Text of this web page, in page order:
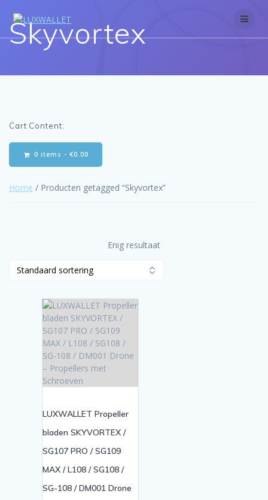
content
Skyvortex
Cart Content:
0 items - €0.00
Home / Producten getagged “Skyvortex”
Enig resultaat
LUXWALLET Propeller
bladen SKYVORTEX /
SG107 PRO / SG109
MAX / L108 / SG108 /
SG-108 / DM001 Drone